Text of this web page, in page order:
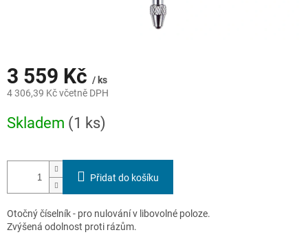
3 559 Kč / ks
4 306,39 Kč včetně DPH
cena:
Skladem (1 ks)
Přidat do košíku
Otočný číselník - pro nulování v libovolné poloze.
Zvýšená odolnost proti rázům.